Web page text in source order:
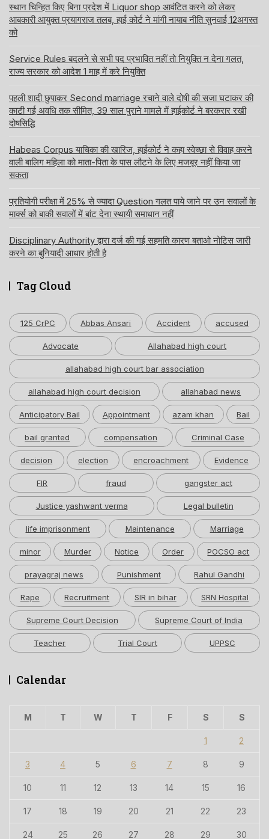
स्थान चिन्हित किए बिना प्रदेश में Liquor shop आवंटित करने को लेकर
आबकारी आयुक्त प्रयागराज तलब, हाई कोर्ट ने मांगी नायाब नीति सुनवाई 12अगस्त
को
Service Rules बदलने से सभी पद प्रभावित नहीं तो नियुक्ति न देना गलत,
राज्य सरकार को आदेश 1 माह में करे नियुक्ति
पहली शादी छुपाकर Second marriage रचाने वाले दोषी की सजा घटाकर की
काटी गई अवधि तक सीमित, 39 साल पुराने मामले में हाईकोर्ट ने बरकरार रखी
दोषसिद्धि
Habeas Corpus याचिका की खारिज, हाईकोर्ट ने कहा स्वेच्छा से विवाह करने
वाली बालिग महिला को माता-पिता के पास लौटने के लिए मजबूर नहीं किया जा
सकता
प्रतियोगी परीक्षा में 25% से ज्यादा Question गलत पाये जाने पर उन सवालों के
मार्क्स को बाकी सवालों में बांट देना स्थायी समाधान नहीं
Disciplinary Authority द्वारा दर्ज की गई सहमति कारण बताओ नोटिस जारी
करने का बुनियादी आधार होती है
Tag Cloud
125 CrPC Abbas Ansari Accident accused
Advocate Allahabad high court
allahabad high court bar association
allahabad high court decision allahabad news
Anticipatory Bail Appointment azam khan Bail
bail granted compensation Criminal Case
decision election encroachment Evidence
FIR fraud gangster act
Justice yashwant verma Legal bulletin
life imprisonment Maintenance Marriage
minor Murder Notice Order POCSO act
prayagraj news Punishment Rahul Gandhi
Rape Recruitment SIR in bihar SRN Hospital
Supreme Court Decision Supreme Court of India
Teacher Trial Court UPPSC
Calendar
M T W T F S S
1 2
3 4 5 6 7 8 9
10 11 12 13 14 15 16
17 18 19 20 21 22 23
24 25 26 27 28 29 30